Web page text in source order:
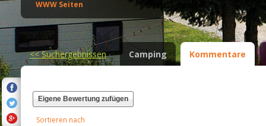
WWW Seiten
<<Suchergebnissen Camping Kommentare
Eigene Bewertung zufügen
Sortieren nach